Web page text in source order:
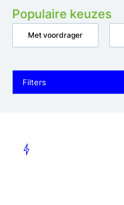
Populaire keuzes
Met voordrager
Filters